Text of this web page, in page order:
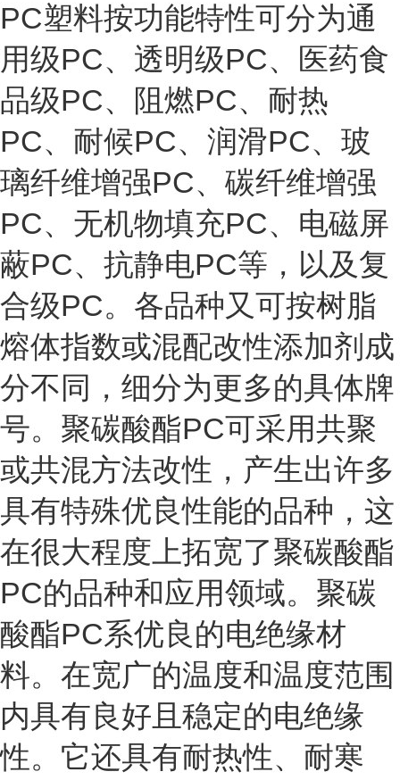
PC塑料按功能特性可分为通
用级PC、透明级PC、医药食
品级PC、阻燃PC、耐热
PC、耐候PC、润滑PC、玻
璃纤维增强PC、碳纤维增强
PC、无机物填充PC、电磁屏
蔽PC、抗静电PC等，以及复
合级PC。各品种又可按树脂
熔体指数或混配改性添加剂成
分不同，细分为更多的具体牌
号。聚碳酸酯PC可采用共聚
或共混方法改性，产生出许多
具有特殊优良性能的品种，这
在很大程度上拓宽了聚碳酸酯
PC的品种和应用领域。聚碳
酸酯PC系优良的电绝缘材
料。在宽广的温度和温度范围
内具有良好且稳定的电绝缘
性。它还具有耐热性、耐寒